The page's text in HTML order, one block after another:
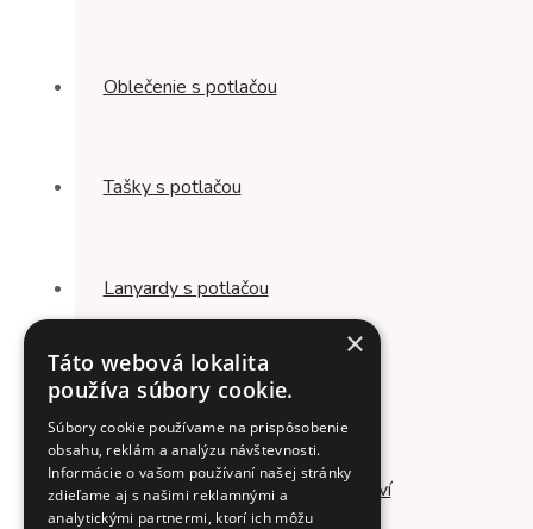
Oblečenie s potlačou
Tašky s potlačou
Lanyardy s potlačou
Písacie potreby s potlačou
Reklamné predmety podľa odvetví
×
Táto webová lokalita
používa súbory cookie.
Súbory cookie používame na prispôsobenie
obsahu, reklám a analýzu návštevnosti.
Informácie o vašom používaní našej stránky
zdieľame aj s našimi reklamnými a
analytickými partnermi, ktorí ich môžu